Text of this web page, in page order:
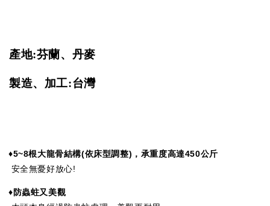
產地:芬蘭、丹麥
製造、加工:台灣
根大龍骨結構(依床型調整)，承重度高達450公斤
全無憂好放心!
蟲蛀又美觀